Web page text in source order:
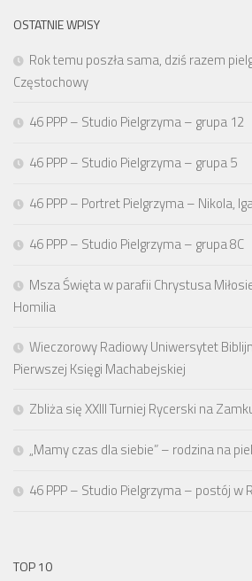
OSTATNIE WPISY
Rok temu poszła sama, dziś razem
Częstochowy
46 PPP – Studio Pielgrzyma – grupa 12
46 PPP – Studio Pielgrzyma – grupa 5
46 PPP – Portret Pielgrzyma – Nikola,
46 PPP – Studio Pielgrzyma – grupa 8C
Msza Święta w parafii Chrystusa
Homilia
Wieczorowy Radiowy Uniwersytet
Pierwszej Księgi Machabejskiej
Zbliża się XXIII Turniej Rycerski na
„Mamy czas dla siebie” – rodzina na
46 PPP – Studio Pielgrzyma – postój w
TOP 10